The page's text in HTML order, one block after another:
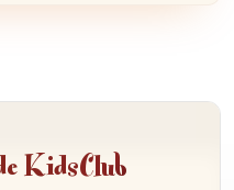
KidsClub